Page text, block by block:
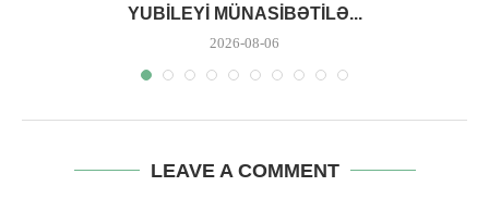
YUBILEYI MÜNASIBƏTILƏ...
2026-08-06
LEAVE A COMMENT